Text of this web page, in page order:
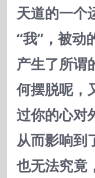
天道的一个
“我”，被动
产生了所谓
何摆脱呢，
过你的心对
从而影响到
也无法究竟